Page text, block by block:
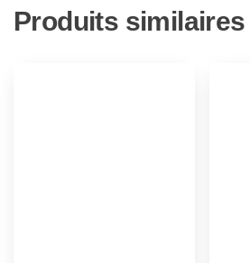
Produits similaires